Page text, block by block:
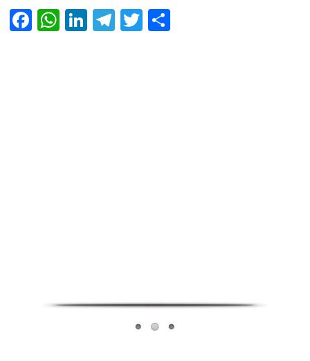
Facebook
WhatsApp
LinkedIn
Telegram
Twitter